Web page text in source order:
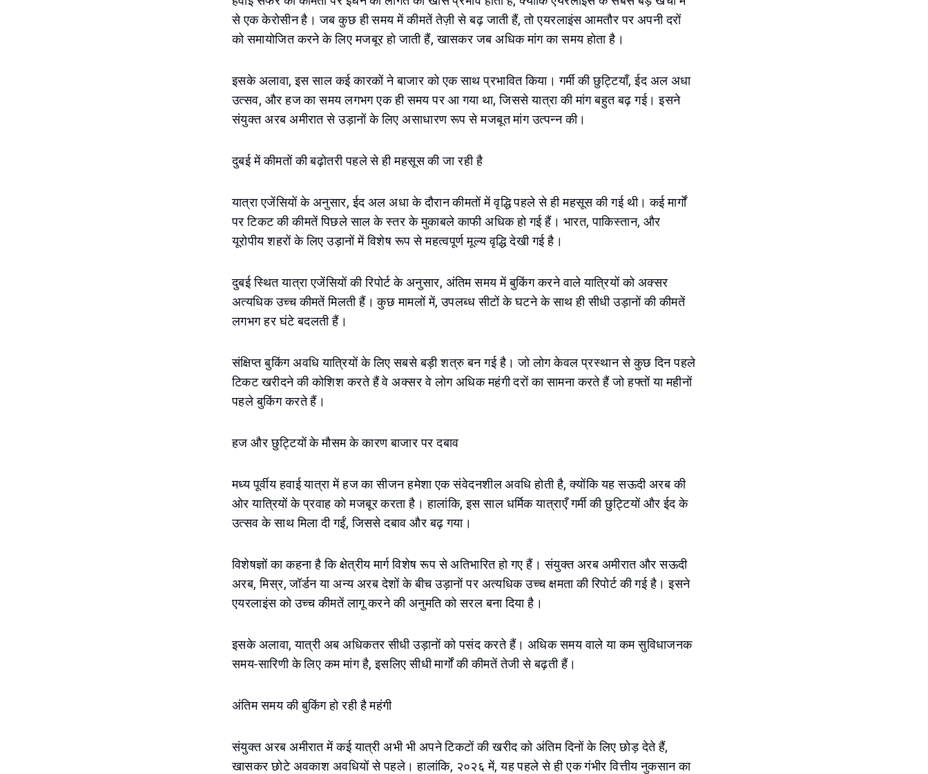
से एक केरोसीन है। जब कुछ ही समय में कीमतें तेज़ी से बढ़ जाती हैं, तो एयरलाइंस आमतौर पर अपनी दरों
को समायोजित करने के लिए मजबूर हो जाती हैं, खासकर जब अधिक मांग का समय होता है।
इसके अलावा, इस साल कई कारकों ने बाजार को एक साथ प्रभावित किया। गर्मी की छुट्टियाँ, ईद अल अधा
उत्सव, और हज का समय लगभग एक ही समय पर आ गया था, जिससे यात्रा की मांग बहुत बढ़ गई। इसने
संयुक्त अरब अमीरात से उड़ानों के लिए असाधारण रूप से मजबूत मांग उत्पन्न की।
दुबई में कीमतों की बढ़ोतरी पहले से ही महसूस की जा रही है
यात्रा एजेंसियों के अनुसार, ईद अल अधा के दौरान कीमतों में वृद्धि पहले से ही महसूस की गई थी। कई मार्गों
पर टिकट की कीमतें पिछले साल के स्तर के मुकाबले काफी अधिक हो गई हैं। भारत, पाकिस्तान, और
यूरोपीय शहरों के लिए उड़ानों में विशेष रूप से महत्वपूर्ण मूल्य वृद्धि देखी गई है।
दुबई स्थित यात्रा एजेंसियों की रिपोर्ट के अनुसार, अंतिम समय में बुकिंग करने वाले यात्रियों को अक्सर
अत्यधिक उच्च कीमतें मिलती हैं। कुछ मामलों में, उपलब्ध सीटों के घटने के साथ ही सीधी उड़ानों की कीमतें
लगभग हर घंटे बदलती हैं।
संक्षिप्त बुकिंग अवधि यात्रियों के लिए सबसे बड़ी शत्रु बन गई है। जो लोग केवल प्रस्थान से कुछ दिन पहले
टिकट खरीदने की कोशिश करते हैं वे अक्सर वे लोग अधिक महंगी दरों का सामना करते हैं जो हफ्तों या महीनों
पहले बुकिंग करते हैं।
हज और छुट्टियों के मौसम के कारण बाजार पर दबाव
मध्य पूर्वीय हवाई यात्रा में हज का सीजन हमेशा एक संवेदनशील अवधि होती है, क्योंकि यह सऊदी अरब की
ओर यात्रियों के प्रवाह को मजबूर करता है। हालांकि, इस साल धर्मिक यात्राएँ गर्मी की छुट्टियों और ईद के
उत्सव के साथ मिला दी गईं, जिससे दबाव और बढ़ गया।
विशेषज्ञों का कहना है कि क्षेत्रीय मार्ग विशेष रूप से अतिभारित हो गए हैं। संयुक्त अरब अमीरात और सऊदी
अरब, मिस्र, जॉर्डन या अन्य अरब देशों के बीच उड़ानों पर अत्यधिक उच्च क्षमता की रिपोर्ट की गई है। इसने
एयरलाइंस को उच्च कीमतें लागू करने की अनुमति को सरल बना दिया है।
इसके अलावा, यात्री अब अधिकतर सीधी उड़ानों को पसंद करते हैं। अधिक समय वाले या कम सुविधाजनक
समय-सारिणी के लिए कम मांग है, इसलिए सीधी मार्गों की कीमतें तेजी से बढ़ती हैं।
अंतिम समय की बुकिंग हो रही है महंगी
संयुक्त अरब अमीरात में कई यात्री अभी भी अपने टिकटों की खरीद को अंतिम दिनों के लिए छोड़ देते हैं,
खासकर छोटे अवकाश अवधियों से पहले। हालांकि, २०२६ में, यह पहले से ही एक गंभीर वित्तीय नुकसान का